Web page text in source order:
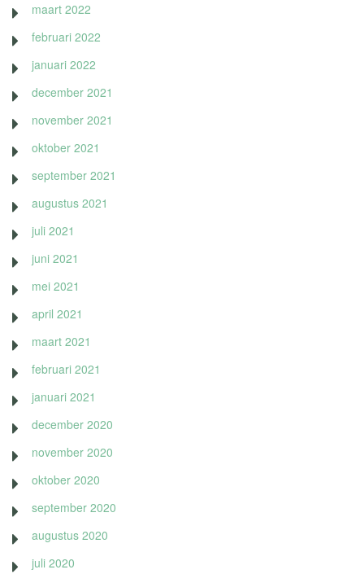
maart 2022
februari 2022
januari 2022
december 2021
november 2021
oktober 2021
september 2021
augustus 2021
juli 2021
juni 2021
mei 2021
april 2021
maart 2021
februari 2021
januari 2021
december 2020
november 2020
oktober 2020
september 2020
augustus 2020
juli 2020